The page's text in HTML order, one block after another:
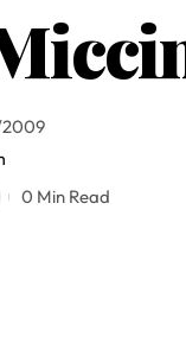
0 Min Read